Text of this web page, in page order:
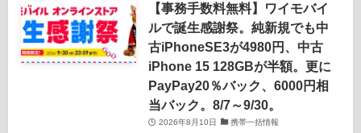
【事務手数料無料】ワイモバイ
ルで誕生感謝祭。純新規でも中
古iPhoneSE3が4980円、中古
iPhone 15 128GBが半額。更に
PayPay20％バック、6000円相
当バック。8/7～9/30。
2026年8月10日 携帯一括情報